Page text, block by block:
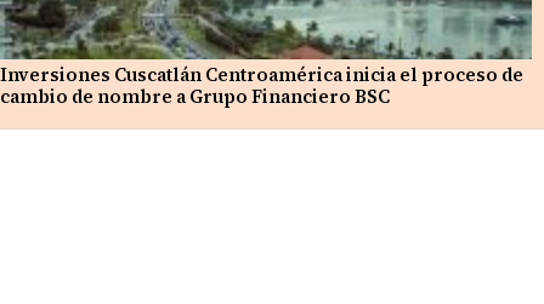
Inversiones Cuscatlán Centroamérica inicia el proceso de
cambio de nombre a Grupo Financiero BSC